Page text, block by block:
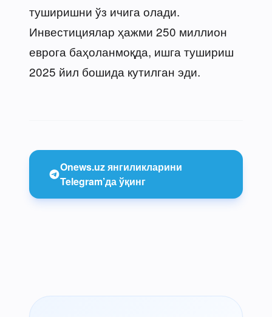
туширишни ўз ичига олади.
Инвестициялар ҳажми 250 миллион
еврога баҳоланмоқда, ишга тушириш
2025 йил бошида кутилган эди.
Onews.uz янгиликларини
Telegram’да ўқинг